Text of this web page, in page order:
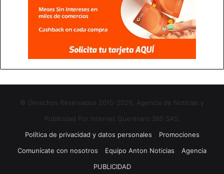
© Derechos Reservados 2015-2026, Agencia de Noticias y
Publicidad Por Internet Querétaro 360 SAS.
Política de privacidad y datos personales
Promociones
Comunícate con nosotros
Equipo Anton Noticias
Agencia
PUBLICIDAD